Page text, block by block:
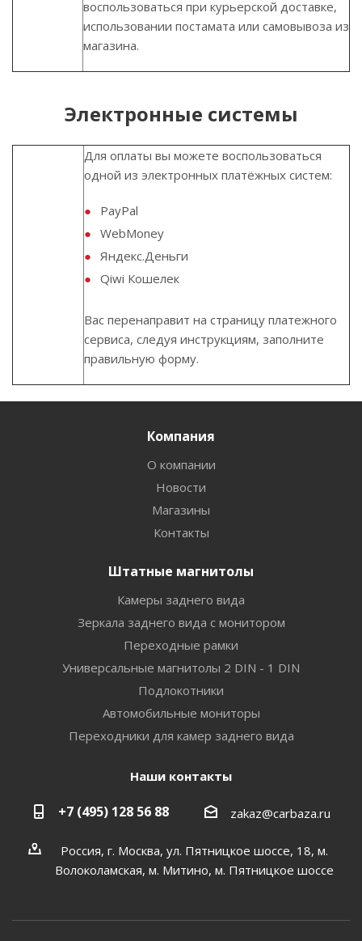
воспользоваться при курьерской доставке,
использовании постамата или самовывоза из
магазина.
Электронные системы
Для оплаты вы можете воспользоваться
одной из электронных платёжных систем:
PayPal
WebMoney
Яндекс.Деньги
Qiwi Кошелек
Вас перенаправит на страницу платежного
сервиса, следуя инструкциям, заполните
правильную форму.
Компания
О компании
Новости
Магазины
Контакты
Штатные магнитолы
Камеры заднего вида
Зеркала заднего вида с монитором
Переходные рамки
Универсальные магнитолы 2 DIN - 1 DIN
Подлокотники
Автомобильные мониторы
Переходники для камер заднего вида
Наши контакты
+7 (495) 128 56 88 zakaz@carbaza.ru
Россия, г. Москва, ул. Пятницкое шоссе, 18, м.
Волоколамская, м. Митино, м. Пятницкое шоссе